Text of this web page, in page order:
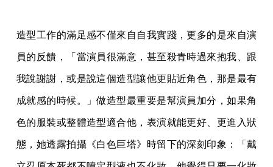
造型工作的滿足感不僅來自自我實踐，更多的是來自演
員的反饋，「當演員很滿意，甚至殺青時過來抱我、跟
我說謝謝，或是說這個造型讓他更貼近角色，那是最有
成就感的時候。」做造型最重要是幫演員加分，如果角
色的服裝或整體造型適合他，表演就能更好、更進入狀
態，她透露拍攝《白色巨塔》時留下的深刻印象：「戴